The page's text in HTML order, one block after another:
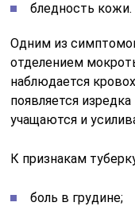
бледность кожи.
Одним из
отделением
наблюдается
появляется
учащаются и
К признакам
боль в грудине;